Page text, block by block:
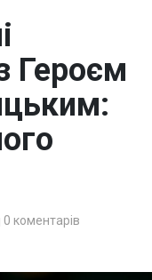
Героєм
0 коментарів